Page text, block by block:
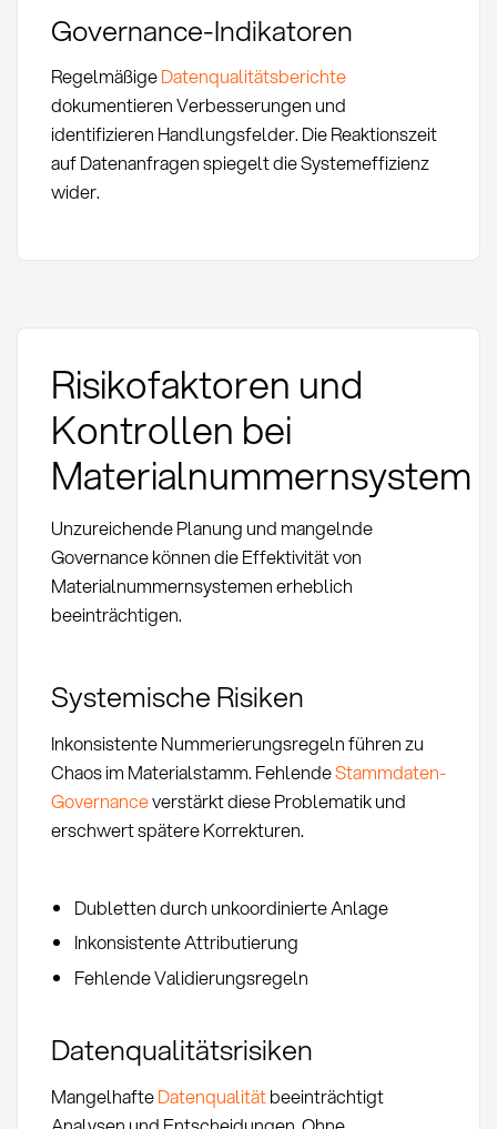
Governance-Indikatoren
RegelmäßigeDatenqualitätsberichte
dokumentieren Verbesserungen und
identifizieren Handlungsfelder. Die Reaktionszeit
auf Datenanfragen spiegelt die Systemeffizienz
wider.
Risikofaktoren und
Kontrollen bei
Materialnummernsystem
Unzureichende Planung und mangelnde
Governance können die Effektivität von
Materialnummernsystemen erheblich
beeinträchtigen.
Systemische Risiken
Inkonsistente Nummerierungsregeln führen zu
Chaos im Materialstamm. FehlendeStammdaten-
Governanceverstärkt diese Problematik und
erschwert spätere Korrekturen.
Dubletten durch unkoordinierte Anlage
Inkonsistente Attributierung
Fehlende Validierungsregeln
Datenqualitätsrisiken
MangelhafteDatenqualitätbeeinträchtigt